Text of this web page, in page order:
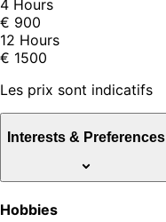
4 Hours
€ 900
12 Hours
€ 1500
Les prix sont indicatifs
Interests & Preferences
Hobbies